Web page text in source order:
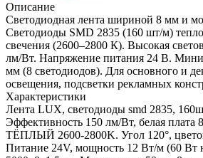
Описание
Светодиодная лента шириной 8 мм и
Светодиоды SMD 2835 (160 шт/м)
свечения (2600–2800 К). Высокая
лм/Вт. Напряжение питания 24 В.
мм (8 светодиодов). Для основного и
освещения, подсветки рекламных
Характеристики
Лента LUX, светодиоды smd 2835,
Эффективность 150 лм/Вт, белая
ТЁПЛЫЙ 2600-2800K. Угол 120°,
Питание 24V, мощность 12 Вт/м (60 Вт